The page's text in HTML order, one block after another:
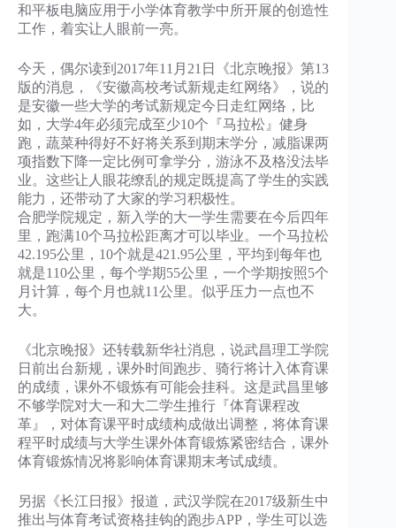
和平板电脑应用于小学体育教学中所开展的创造性
工作，着实让人眼前一亮。
今天，偶尔读到2017年11月21日《北京晚报》第13
版的消息，《安徽高校考试新规走红网络》，说的
是安徽一些大学的考试新规定今日走红网络，比
如，大学4年必须完成至少10个『马拉松』健身
跑，蔬菜种得好不好将关系到期末学分，减脂课两
项指数下降一定比例可拿学分，游泳不及格没法毕
业。这些让人眼花缭乱的规定既提高了学生的实践
能力，还带动了大家的学习积极性。
合肥学院规定，新入学的大一学生需要在今后四年
里，跑满10个马拉松距离才可以毕业。一个马拉松
42.195公里，10个就是421.95公里，平均到每年也
就是110公里，每个学期55公里，一个学期按照5个
月计算，每个月也就11公里。似乎压力一点也不
大。
《北京晚报》还转载新华社消息，说武昌理工学院
日前出台新规，课外时间跑步、骑行将计入体育课
的成绩，课外不锻炼有可能会挂科。这是武昌里够
不够学院对大一和大二学生推行『体育课程改
革』，对体育课平时成绩构成做出调整，将体育课
程平时成绩与大学生课外体育锻炼紧密结合，课外
体育锻炼情况将影响体育课期末考试成绩。
另据《长江日报》报道，武汉学院在2017级新生中
推出与体育考试资格挂钩的跑步APP，学生可以选